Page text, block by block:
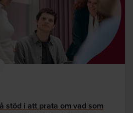
stöd i att prata om vad som